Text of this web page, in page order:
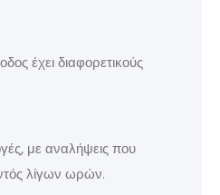
έχει διαφορετικούς
με αναλήψεις που
λίγων ωρών.